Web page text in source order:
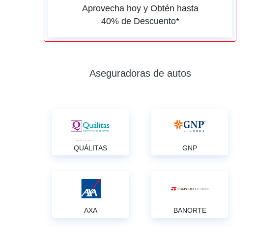
Aprovecha hoy y Obtén hasta
40% de Descuento*
Aseguradoras de autos
QUÁLITAS GNP
AXA BANORTE